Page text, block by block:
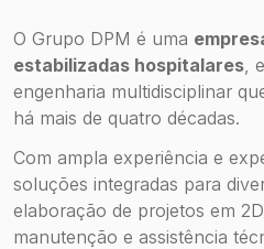
O Grupo DPM é uma
estabilizadas hospitalares ,
engenharia multidisciplinar
há mais de quatro décadas.
Com ampla experiência e
soluções integradas para
elaboração de projetos em
manutenção e assistência